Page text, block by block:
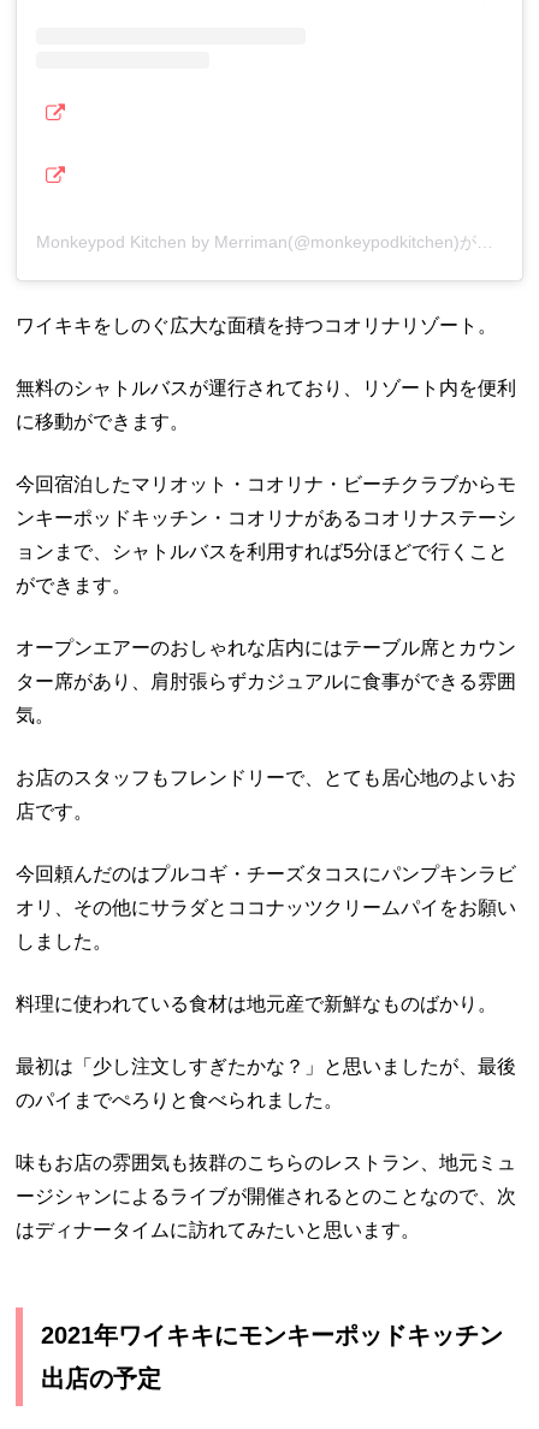
Monkeypod Kitchen by Merriman(@monkeypodkitchen)がシェアした投稿
ワイキキをしのぐ広大な面積を持つコオリナリゾート。
無料のシャトルバスが運行されており、リゾート内を便利
に移動ができます。
今回宿泊したマリオット・コオリナ・ビーチクラブからモ
ンキーポッドキッチン・コオリナがあるコオリナステーシ
ョンまで、シャトルバスを利用すれば5分ほどで行くこと
ができます。
オープンエアーのおしゃれな店内にはテーブル席とカウン
ター席があり、肩肘張らずカジュアルに食事ができる雰囲
気。
お店のスタッフもフレンドリーで、とても居心地のよいお
店です。
今回頼んだのはプルコギ・チーズタコスにパンプキンラビ
オリ、その他にサラダとココナッツクリームパイをお願い
しました。
料理に使われている食材は地元産で新鮮なものばかり。
最初は「少し注文しすぎたかな？」と思いましたが、最後
のパイまでぺろりと食べられました。
味もお店の雰囲気も抜群のこちらのレストラン、地元ミュ
ージシャンによるライブが開催されるとのことなので、次
はディナータイムに訪れてみたいと思います。
2021年ワイキキにモンキーポッドキッチン
出店の予定